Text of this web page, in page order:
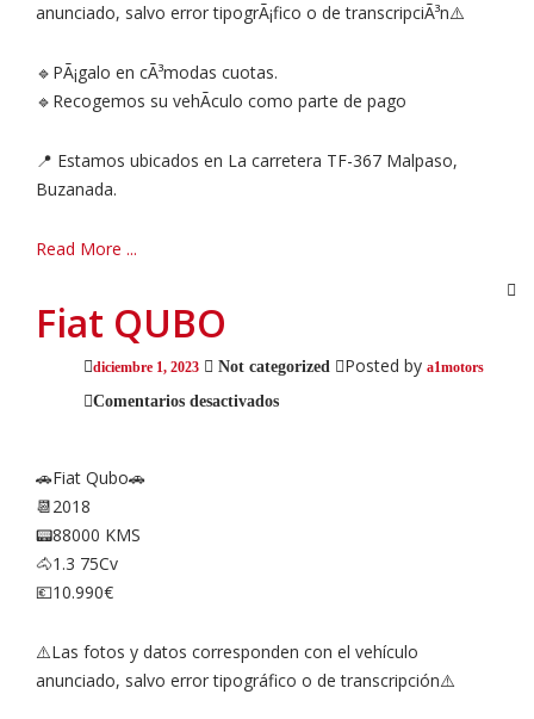
anunciado, salvo error tipogrÃ¡fico o de transcripciÃ³n⚠️
🔹PÃ¡galo en cÃ³modas cuotas.
🔹Recogemos su vehÃ­culo como parte de pago
📍 Estamos ubicados en La carretera TF-367 Malpaso,
Buzanada.
Read More ...
Fiat QUBO
diciembre 1, 2023 Not categorized Posted by a1motors
Comentarios desactivadosen
🚗Fiat Qubo🚗
📆2018
📟88000 KMS
🐴1.3 75Cv
💶10.990€
⚠️Las fotos y datos corresponden con el vehículo
anunciado, salvo error tipográfico o de transcripción⚠️